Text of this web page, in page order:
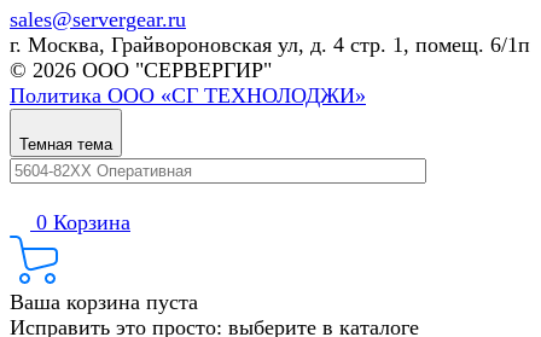
sales@servergear.ru
г. Москва, Грайвороновская ул, д. 4 стр. 1, помещ. 6/1п
© 2026 ООО "СЕРВЕРГИР"
Политика ООО «СГ ТЕХНОЛОДЖИ»
Темная тема
0 Корзина
Ваша корзина пуста
Исправить это просто: выберите в каталоге